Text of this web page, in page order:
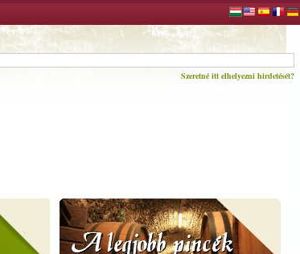
Szeretné itt elhelyezni hirdetését?